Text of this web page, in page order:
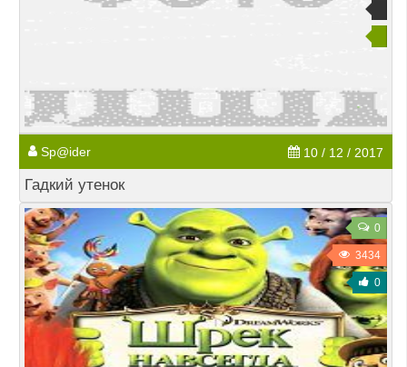
Sp@ider 10 / 12 / 2017
Гадкий утенок
0
3434
0